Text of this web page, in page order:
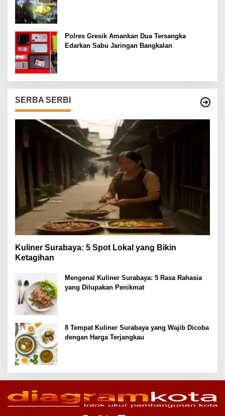
Polres Gresik Amankan Dua Tersangka
Edarkan Sabu Jaringan Bangkalan
SERBA SERBI
Kuliner Surabaya: 5 Spot Lokal yang Bikin
Ketagihan
Mengenal Kuliner Surabaya: 5 Rasa Rahasia
yang Dilupakan Penikmat
8 Tempat Kuliner Surabaya yang Wajib Dicoba
dengan Harga Terjangkau